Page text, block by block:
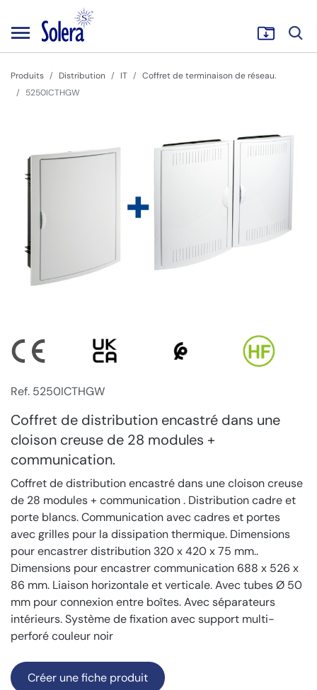
Produits Distribution IT
Coffret de terminaison de réseau.
5250ICTHGW
Ref. 5250ICTHGW
Coffret de distribution encastré dans une
cloison creuse de 28 modules +
communication.
Coffret de distribution encastré dans une cloison creuse
de 28 modules + communication . Distribution cadre et
porte blancs. Communication avec cadres et portes
avec grilles pour la dissipation thermique. Dimensions
pour encastrer distribution 320 x 420 x 75 mm..
Dimensions pour encastrer communication 688 x 526 x
86 mm. Liaison horizontale et verticale. Avec tubes Ø 50
mm pour connexion entre boîtes. Avec séparateurs
intérieurs. Système de fixation avec support multi-
perforé couleur noir
Créer une fiche produit